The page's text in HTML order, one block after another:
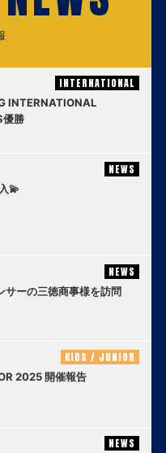
INTERNATIONAL
INTERNATIONAL
優勝
NEWS
💫
NEWS
サーの三徳商事様を訪問
KIDS / JUNIOR
2025 開催報告
NEWS